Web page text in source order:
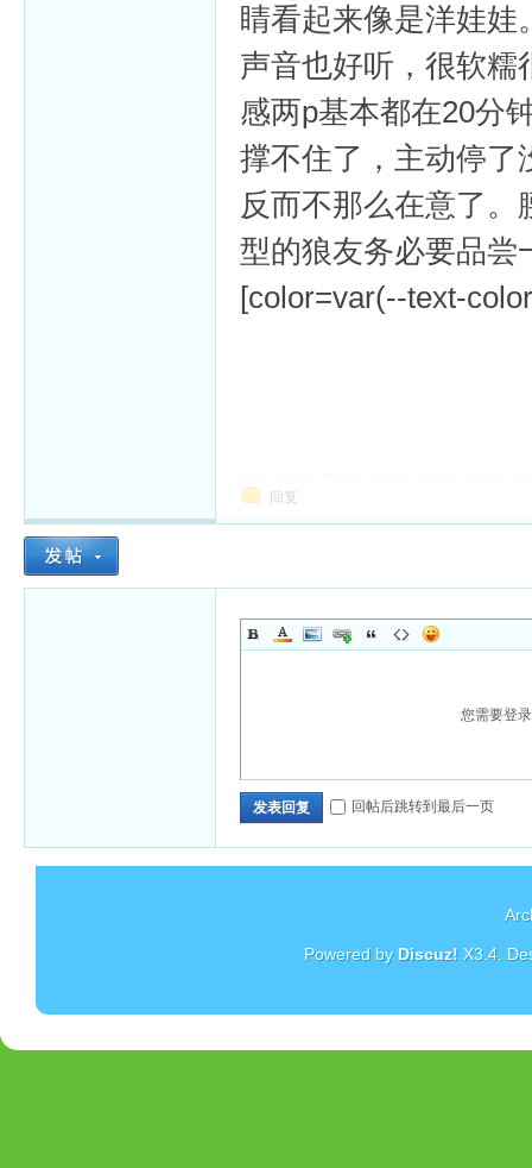
睛看起来像是洋娃
声音也好听，很软糯
感两p基本都在20分
撑不住了，主动停了
反而不那么在意了
型的狼友务必要品尝
[color=var(--text-
回复
您需要登
发表回复 回帖后跳转到最后一页
Powered by Discuz! X3.4.